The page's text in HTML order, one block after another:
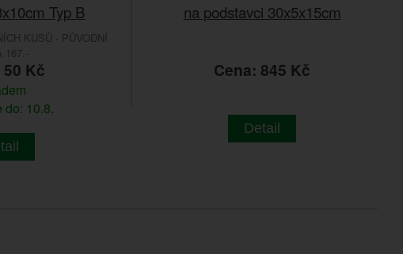
Typ B
KUSŮ - PŮVODNÍ
167.-
Kč
do: 10.8.
na podstavci 30x5x15cm
Cena: 845 Kč
Detail